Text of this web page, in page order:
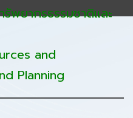
พยากรธรรมชาติและ
and
Planning